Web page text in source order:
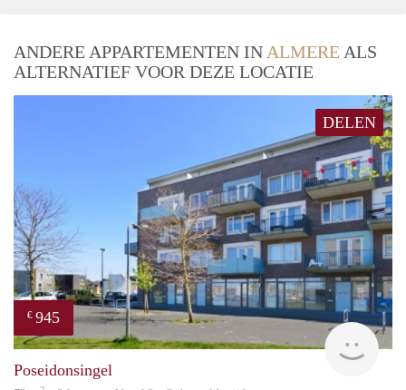
ANDERE APPARTEMENTEN IN ALMERE ALS
ALTERNATIEF VOOR DEZE LOCATIE
DELEN
€ 945
rent
Poseidonsingel